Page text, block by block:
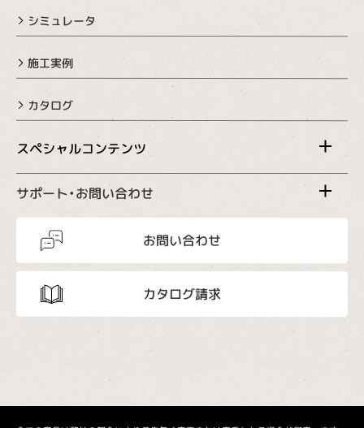
シミュレータ
施工実例
カタログ
スペシャルコンテンツ
サポート・お問い合わせ
お問い合わせ
カタログ請求